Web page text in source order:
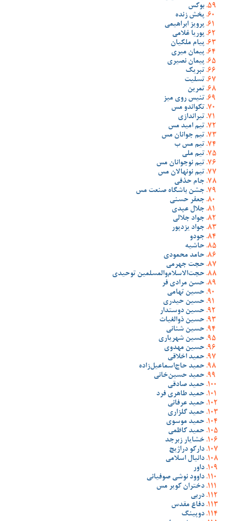
بوکس
پخش زنده
پرویز ابراهیمی
پوریا غلامی
پیام ملکیان
پیمان میری
پیمان نصیری
تبریک
تسلیت
تمرین
تنیس روی میز
تکواندو مس
تیراندازی
تیم امید مس
تیم جوانان مس
تیم مس ب
تیم ملی
تیم نوجوانان مس
تیم نونهالان مس
جام حذفی
جشن باشگاه صنعت مس
جعفر حسنی
جلال عبدی
جواد جلالی
جواد یزدپور
جودو
حاشیه
حامد محمودی
حجت جهرمی
حجت‌الاسلام‌والمسلمین توحیدی
حسن مرادی فر
حسین تهامی
حسین حیدری
حسین دوستدار
حسین ذوالغیاث
حسین شنانی
حسین شهریاری
حسین مهدوی
حمید اخلاقی
حمید حاج‌اسماعیل‌زاده
حمید حسین‌خانی
حمید صادقی
حمید طاهری فرد
حمید عرفانی
حمید گلزاری
حمید موسوی
حمید کاظمی
خشایار زبرجد
دارکو دراژیچ
دانیال اسلامی
داور
داوود نوشی صوفیانی
دختران کویر مس
دربی
دفاع مقدس
دوپینگ